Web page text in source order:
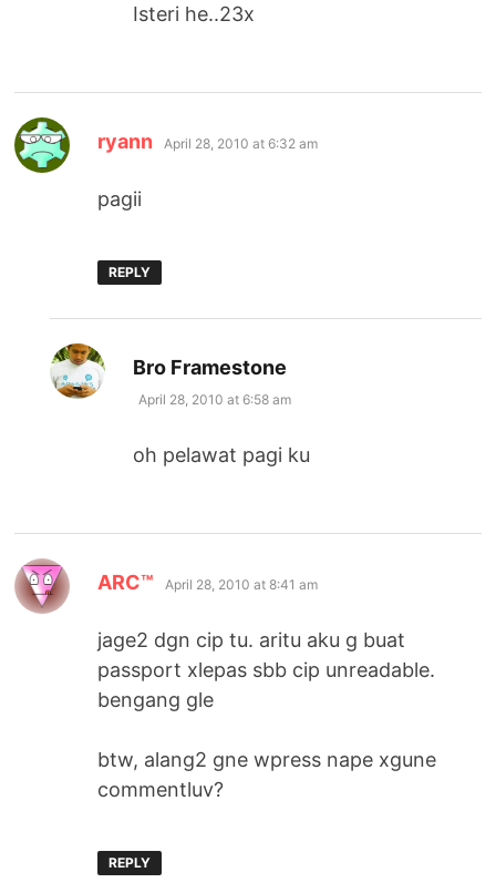
Isteri he..23x
ryann says:
April 28, 2010 at 6:32 am
pagii
REPLY
Bro Framestone
April 28, 2010 at 6:58 am
oh pelawat pagi ku
ARC™ says:
April 28, 2010 at 8:41 am
jage2 dgn cip tu. aritu aku g buat
passport xlepas sbb cip unreadable.
bengang gle
btw, alang2 gne wpress nape xgune
commentluv?
REPLY